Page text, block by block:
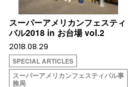
スーパーアメリカンフェスティ
バル2018 in お台場 vol.2
2018.08.29
SPECIAL ARTICLES
スーパーアメリカンフェスティバル事
務局